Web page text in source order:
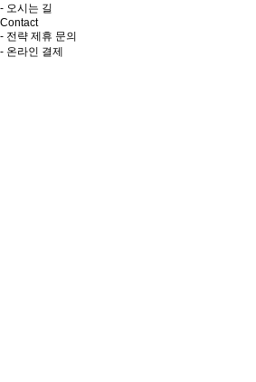
- 오시는 길
Contact
- 전략 제휴 문의
- 온라인 결제